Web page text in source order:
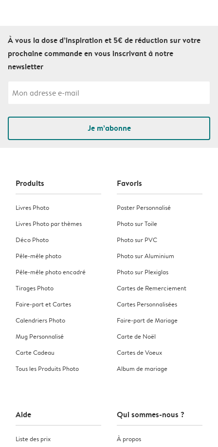
À vous la dose d’inspiration et 5€ de réduction sur votre
prochaine commande en vous inscrivant à notre
newsletter
Je m’abonne
Produits
Livres Photo
Livres Photo par thèmes
Déco Photo
Pêle-mêle photo
Pêle-mêle photo encadré
Tirages Photo
Faire-part et Cartes
Calendriers Photo
Mug Personnalisé
Carte Cadeau
Tous les Produits Photo
Favoris
Poster Personnalisé
Photo sur Toile
Photo sur PVC
Photo sur Aluminium
Photo sur Plexiglas
Cartes de Remerciement
Cartes Personnalisées
Faire-part de Mariage
Carte de Noël
Cartes de Voeux
Album de mariage
Aide
Liste des prix
Qui sommes-nous ?
À propos